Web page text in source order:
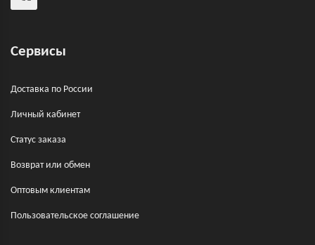
Сервисы
Доставка по России
Личный кабинет
Статус заказа
Возврат или обмен
Оптовым клиентам
Пользовательское соглашение